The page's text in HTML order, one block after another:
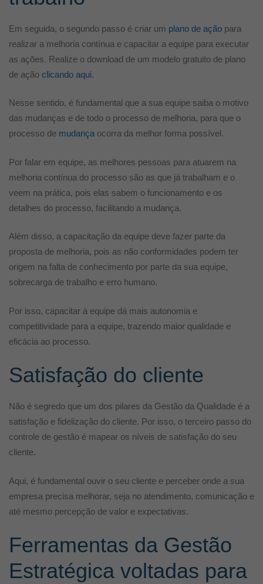
Em seguida, o segundo passo é criar um plano de ação para
realizar a melhoria contínua e capacitar a equipe para executar
as ações. Realize o download de um modelo gratuito de plano
de ação clicando aqui.
Nesse sentido, é fundamental que a sua equipe saiba o motivo
das mudanças e de todo o processo de melhoria, para que o
processo de mudança ocorra da melhor forma possível.
Por falar em equipe, as melhores pessoas para atuarem na
melhoria contínua do processo são as que já trabalham e o
veem na prática, pois elas sabem o funcionamento e os
detalhes do processo, facilitando a mudança.
Além disso, a capacitação da equipe deve fazer parte da
proposta de melhoria, pois as não conformidades podem ter
origem na falta de conhecimento por parte da sua equipe,
sobrecarga de trabalho e erro humano.
Por isso, capacitar à equipe dá mais autonomia e
competitividade para a equipe, trazendo maior qualidade e
eficácia ao processo.
Satisfação do cliente
Não é segredo que um dos pilares da Gestão da Qualidade é a
satisfação e fidelização do cliente. Por isso, o terceiro passo do
controle de gestão é mapear os níveis de satisfação do seu
cliente.
Aqui, é fundamental ouvir o seu cliente e perceber onde a sua
empresa precisa melhorar, seja no atendimento, comunicação e
até mesmo percepção de valor e expectativas.
Ferramentas da Gestão
Estratégica voltadas para